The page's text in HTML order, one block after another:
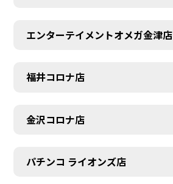
エンターテイメントオメガ金津店
福井コロナ店
金沢コロナ店
パチンコ ライオンズ店